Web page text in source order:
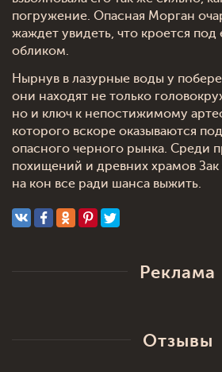
погружение. Опасная Морган
жаждет увидеть, что кроется
обликом.
Нырнув в лазурные воды у
они находят не только
но и ключ к непостижимому
которого вскоре оказываются
опасного черного рынка. Среди
похищений и древних храмов Зак
на кон все ради шанса выжить.
Реклама
Отзывы